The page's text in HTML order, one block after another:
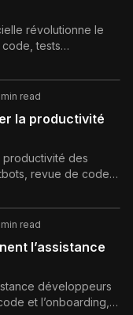
révolutionne le
tests
vos équipes.
min read
la productivité
productivité des
revue de code,
en préservant
min read
l’assistance
développeurs
et l’onboarding,